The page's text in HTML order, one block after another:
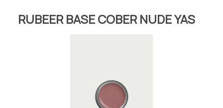
RUBEER BASE COBER NUDE YAS